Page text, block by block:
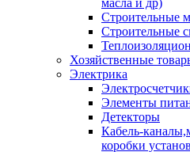
масла и др)
Строительные
Строительные
Хозяйственные
Электрика
Элементы
Детекторы
Кабель-
коробки